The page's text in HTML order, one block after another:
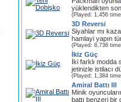
yüklendikten
(Played: 1,456
3D Reversi
Siyahlar mı
hamlayi yapın
(Played: 8,736
İkiz Güç
İki farklı modda
jetinizle istilacı
(Played: 1,384
Amiral Battı III
Minik
battı benzeri bir